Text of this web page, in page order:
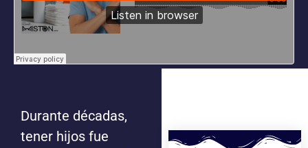
Durante décadas,
tener hijos fue